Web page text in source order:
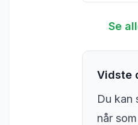
Se
Vidste
Du kan
når